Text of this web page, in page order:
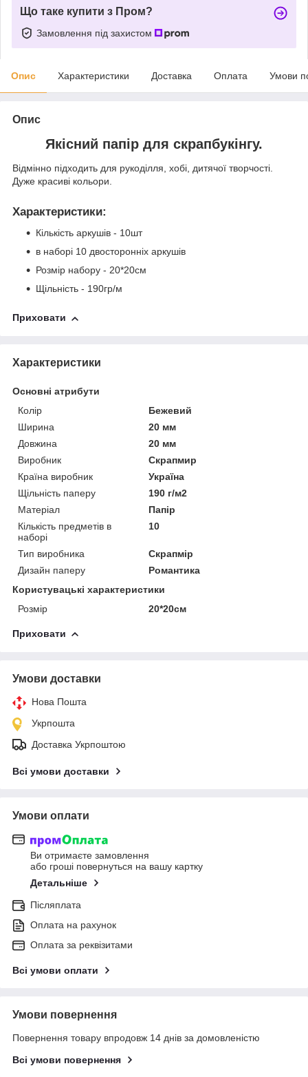
Що таке купити з Пром?
Замовлення під захистом
Опис Характеристики Доставка Оплата Умови
Опис
Якісний папір для скрапбукінгу.
Відмінно підходить для рукоділля, хобі, дитячої творчості.
Дуже красиві кольори.
Характеристики:
Кількість аркушів - 10шт
в наборі 10 двосторонніх аркушів
Розмір набору - 20*20см
Щільність - 190гр/м
Приховати
Характеристики
Основні атрибути
Колір
Бежевий
Ширина
20 мм
Довжина
20 мм
Виробник
Скрапмир
Країна виробник
Україна
Щільність паперу
190 г/м2
Матеріал
Папір
Кількість предметів в
наборі
10
Тип виробника
Скрапмір
Дизайн паперу
Романтика
Користувацькi характеристики
Розмір
20*20см
Приховати
Умови доставки
Нова Пошта
Укрпошта
Доставка Укрпоштою
Всі умови доставки
Умови оплати
Ви отримаєте замовлення
або гроші повернуться на вашу картку
Детальніше
Післяплата
Оплата на рахунок
Оплата за реквізитами
Всі умови оплати
Умови повернення
Повернення товару впродовж 14 днів за домовленістю
Всі умови повернення